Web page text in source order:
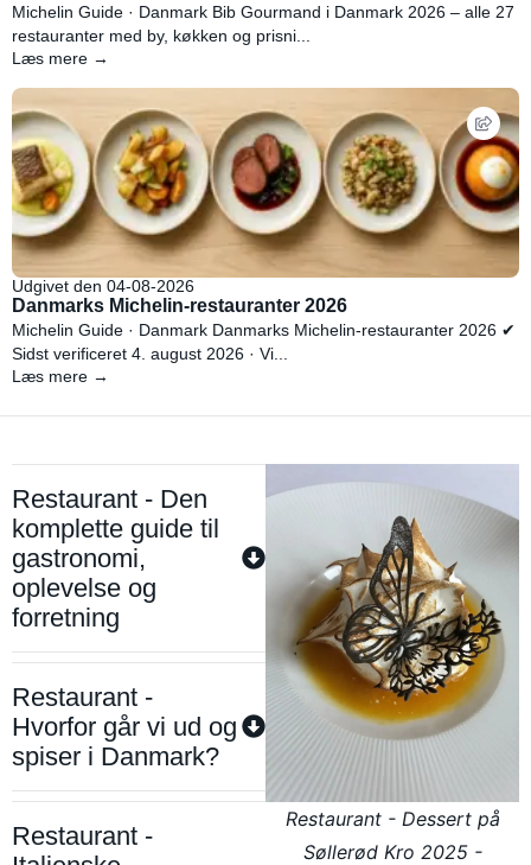
Michelin Guide · Danmark Bib Gourmand i Danmark 2026 – alle 27
restauranter med by, køkken og prisni...
Læs mere →
Udgivet den 04-08-2026
Danmarks Michelin-restauranter 2026
Michelin Guide · Danmark Danmarks Michelin-restauranter 2026 ✔
Sidst verificeret 4. august 2026 · Vi...
Læs mere →
Restaurant - Den
komplette guide til
gastronomi,
oplevelse og
forretning
Restaurant -
Hvorfor går vi ud og
spiser i Danmark?
Restaurant -
Restaurant - Dessert på
Søllerød Kro 2025 -